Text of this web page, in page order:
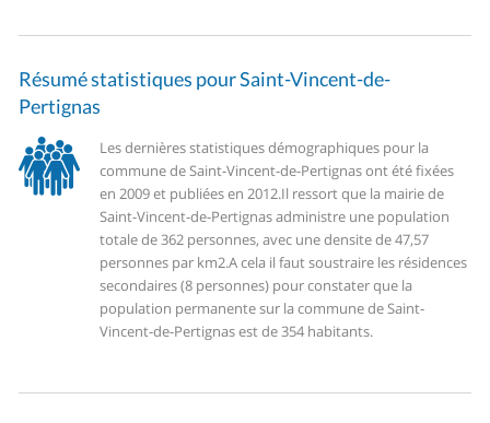
Résumé statistiques pour Saint-Vincent-de-
Pertignas
Les dernières statistiques démographiques pour la
commune de Saint-Vincent-de-Pertignas ont été fixées
en 2009 et publiées en 2012.Il ressort que la mairie de
Saint-Vincent-de-Pertignas administre une population
totale de 362 personnes, avec une densite de 47,57
personnes par km2.A cela il faut soustraire les résidences
secondaires (8 personnes) pour constater que la
population permanente sur la commune de Saint-
Vincent-de-Pertignas est de 354 habitants.